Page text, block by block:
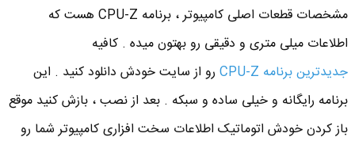
مشخصات قطعات اصلی کامپیوتر ، برنامه CPU-Z هست که
اطلاعات میلی متری و دقیقی رو بهتون میده . کافیه
جدیدترین برنامه CPU-Z
رو از سایت خودش دانلود کنید . این
برنامه رایگانه و خیلی ساده و سبکه . بعد از نصب ، بازش کنید موقع
باز کردن خودش اتوماتیک اطلاعات سخت افزاری کامپیوتر شما رو